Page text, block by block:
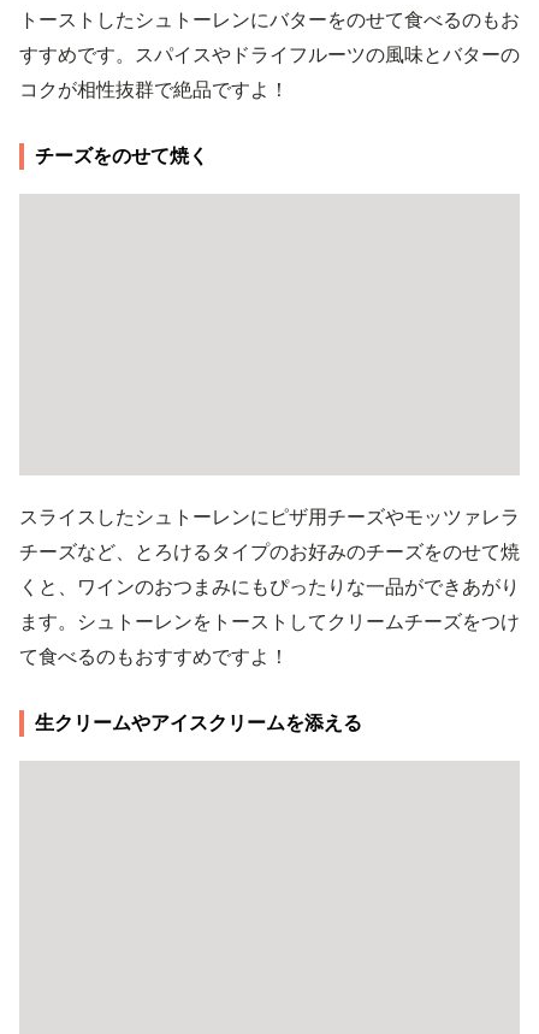
トーストしたシュトーレンにバターをのせて食べるのもお
すすめです。スパイスやドライフルーツの風味とバターの
コクが相性抜群で絶品ですよ！
チーズをのせて焼く
スライスしたシュトーレンにピザ用チーズやモッツァレラ
チーズなど、とろけるタイプのお好みのチーズをのせて焼
くと、ワインのおつまみにもぴったりな一品ができあがり
ます。シュトーレンをトーストしてクリームチーズをつけ
て食べるのもおすすめですよ！
生クリームやアイスクリームを添える